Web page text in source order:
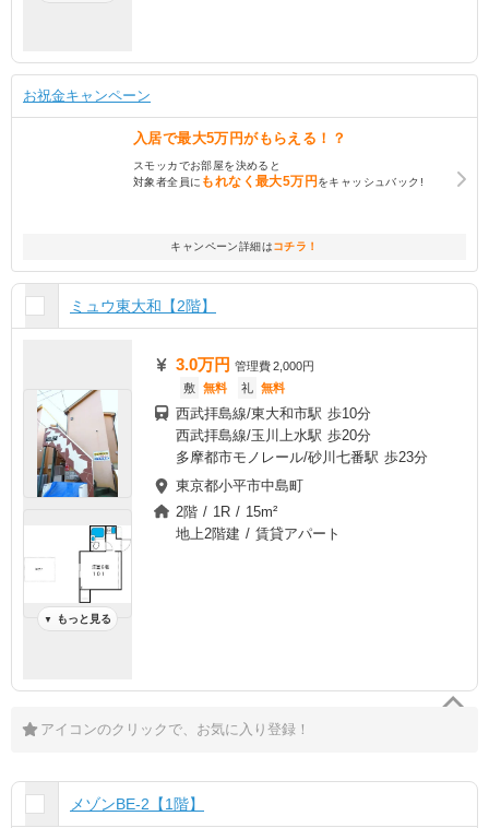
お祝金キャンペーン
入居で最大5万円がもらえる！？
スモッカでお部屋を決めると
対象者全員に もれなく最大5万円をキャッシュバック!
キャンペーン詳細はコチラ！
ミュウ東大和【2階】
▼ もっと見る
3.0万円 管理費2,000円
敷 無料 礼 無料
西武拝島線/東大和市駅 歩10分
西武拝島線/玉川上水駅 歩20分
多摩都市モノレール/砂川七番駅 歩23分
東京都小平市中島町
2階 / 1R / 15m²
地上2階建 / 賃貸アパート
アイコンのクリックで、お気に入り登録！
メゾンBE-2【1階】